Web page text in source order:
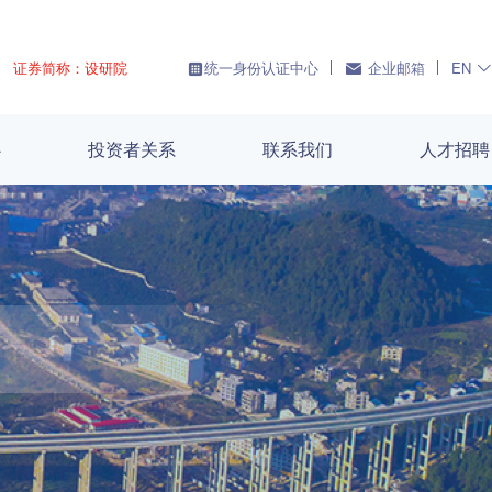
统一身份认证中心 企业邮箱 EN
证券简称：设研院
投资者关系 联系我们 人才招聘